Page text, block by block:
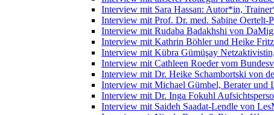
Interview mit Sara Hassan: Autor*in,
Interview mit Prof. Dr. med. Sabine Oertelt-
Interview mit Rudaba Badakhshi von
Interview mit Kathrin Böhler und Heike
Interview mit Kübra Gümüşay
Interview mit Cathleen Roeder vom
Interview mit Dr. Heike Schambortski von
Interview mit Michael Gümbel, Berater und
Interview mit Dr. Inga Fokuhl
Interview mit Saideh Saadat-Lendle von